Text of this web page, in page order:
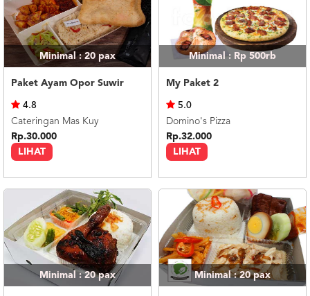
021
5091
3494
LOGIN
DAFTARMinimal : 20pax
Paket Ayam Opor Suwir
LIHAT
4.8
Cateringan Mas Kuy
Rp.30.000
Minimal : Rp 500rb
My Paket 2
LIHAT
5.0
Domino's Pizza
Rp.32.000
Minimal : 20pax Minimal : 20pax